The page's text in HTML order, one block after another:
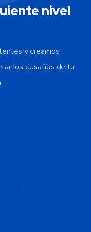
nivel
y creamos
los desafíos de tu